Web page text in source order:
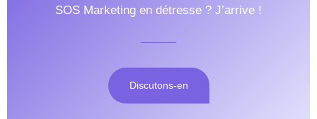
SOS Marketing en détresse ? J’arrive !
Discutons-en